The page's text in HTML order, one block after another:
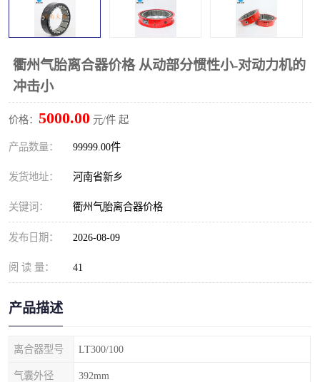
衢州气胎离合器价格 从动部分惯性小-对动力机的
冲击小
价格： 5000.00 元/件 起
产品数量： 99999.00件
发货地址： 河南省新乡
关键词： 衢州气胎离合器价格
发布日期： 2026-08-09
阅 读 量： 41
产品描述
离合器型号 LT300/100
气囊外径 392mm